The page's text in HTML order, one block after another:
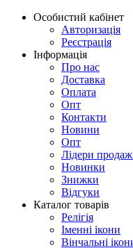
Особистий кабінет
Авторизація
Реєстрація
Інформація
Про нас
Доставка
Оплата
Опт
Контакти
Новини
Опт
Лідери
Новинки
Знижки
Відгуки
Каталог товарів
Релігія
Іменні ікони
Вінчальні